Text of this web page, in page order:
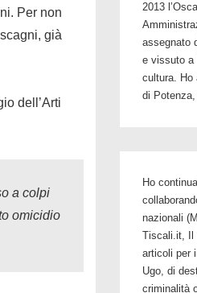
Per non
già
dell’Arti
a colpi
omicidio
2013
assegnato
e vissuto a
cultura. Ho
di
Ho
nazionali
Tiscali.it, Il
articoli per
Ugo, di
criminalità